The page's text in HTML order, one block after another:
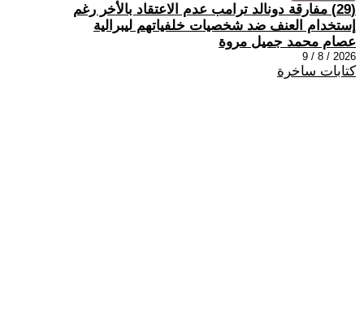
(29) مفارقة دونالد ترامب عدم الاعتقاد بالأخر رغم
إستخدام العنف ضد شخصيات خلفياتهم ليبرالية
عصام محمد جميل مروة
2026 / 8 / 9
كتابات ساخرة